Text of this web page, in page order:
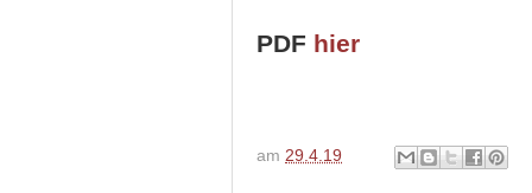
PDF hier
am 29.4.19